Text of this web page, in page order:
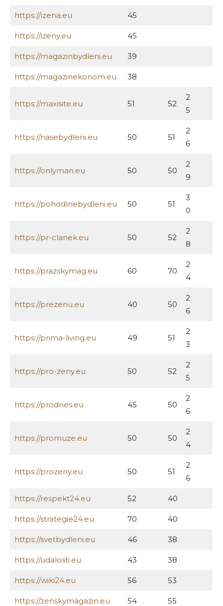
https://izena.eu 45
https://izeny.eu 45
https://magazinbydleni.eu 39
https://magazinekonom.eu 38
https://maxisite.eu 51 52
2
5
https://nasebydleni.eu 50 51
2
6
https://onlyman.eu 50 50
2
9
https://pohodlnebydleni.eu 50 51
3
0
https://pr-clanek.eu 50 52
2
8
https://prazskymag.eu 60 70
2
4
https://prezenu.eu 40 50
2
6
https://prima-living.eu 49 51
2
3
https://pro-zeny.eu 50 52
2
5
https://prodnes.eu 45 50
2
6
https://promuze.eu 50 50
2
4
https://prozeny.eu 50 51
2
6
https://respekt24.eu 52 40
https://strategie24.eu 70 40
https://svetbydleni.eu 46 38
https://udalosti.eu 43 38
https://wiki24.eu 56 53
https://zenskymagazin.eu 54 55